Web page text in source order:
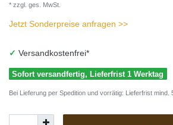
* zzgl. ges. MwSt.
Jetzt Sonderpreise anfragen >>
✓ Versandkostenfrei*
Sofort versandfertig, Lieferfrist 1 Werktag
Bei Lieferung per Spedition und vorrätig: Lieferfrist mind.